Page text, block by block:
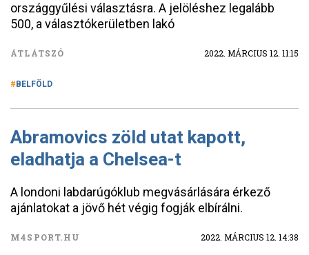
országgyűlési választásra. A jelöléshez legalább
500, a választókerületben lakó
ÁTLÁTSZÓ 2022. MÁRCIUS 12. 11:15
BELFÖLD
Abramovics zöld utat kapott,
eladhatja a Chelsea-t
A londoni labdarúgóklub megvásárlására érkező
ajánlatokat a jövő hét végig fogják elbírálni.
M4SPORT.HU 2022. MÁRCIUS 12. 14:38